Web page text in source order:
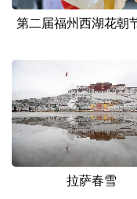
新疆 内
多语种频道
English
Русский язык
Deutsch
第二届福州西湖花朝
拉萨春雪